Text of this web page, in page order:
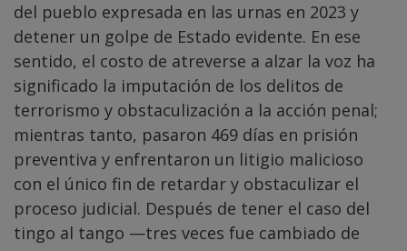
del pueblo expresada en las urnas en 2023 y
detener un golpe de Estado evidente. En ese
sentido, el costo de atreverse a alzar la voz ha
significado la imputación de los delitos de
terrorismo y obstaculización a la acción penal;
mientras tanto, pasaron 469 días en prisión
preventiva y enfrentaron un litigio malicioso
con el único fin de retardar y obstaculizar el
proceso judicial. Después de tener el caso del
tingo al tango —tres veces fue cambiado de